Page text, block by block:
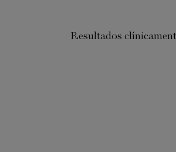
Resultados